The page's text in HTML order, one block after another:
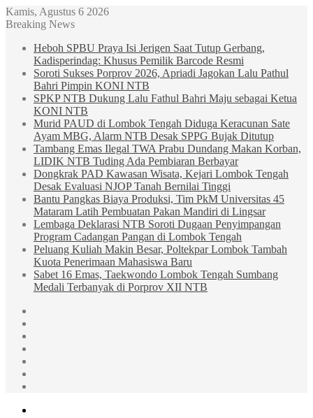
Kamis, Agustus 6 2026
Breaking News
Heboh SPBU Praya Isi Jerigen Saat Tutup Gerbang,
Kadisperindag: Khusus Pemilik Barcode Resmi
Soroti Sukses Porprov 2026, Apriadi Jagokan Lalu Pathul
Bahri Pimpin KONI NTB
SPKP NTB Dukung Lalu Fathul Bahri Maju sebagai Ketua
KONI NTB
Murid PAUD di Lombok Tengah Diduga Keracunan Sate
Ayam MBG, Alarm NTB Desak SPPG Bujak Ditutup
Tambang Emas Ilegal TWA Prabu Dundang Makan Korban,
LIDIK NTB Tuding Ada Pembiaran Berbayar
Dongkrak PAD Kawasan Wisata, Kejari Lombok Tengah
Desak Evaluasi NJOP Tanah Bernilai Tinggi
Bantu Pangkas Biaya Produksi, Tim PkM Universitas 45
Mataram Latih Pembuatan Pakan Mandiri di Lingsar
Lembaga Deklarasi NTB Soroti Dugaan Penyimpangan
Program Cadangan Pangan di Lombok Tengah
Peluang Kuliah Makin Besar, Poltekpar Lombok Tambah
Kuota Penerimaan Mahasiswa Baru
Sabet 16 Emas, Taekwondo Lombok Tengah Sumbang
Medali Terbanyak di Porprov XII NTB